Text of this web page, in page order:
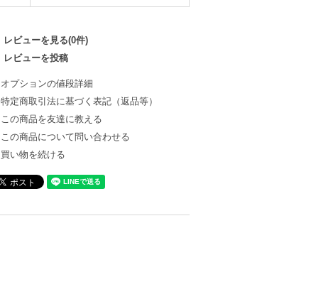
レビューを見る(0件)
レビューを投稿
オプションの値段詳細
特定商取引法に基づく表記（返品等）
この商品を友達に教える
この商品について問い合わせる
買い物を続ける